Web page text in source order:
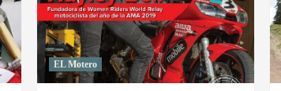
EL Motero